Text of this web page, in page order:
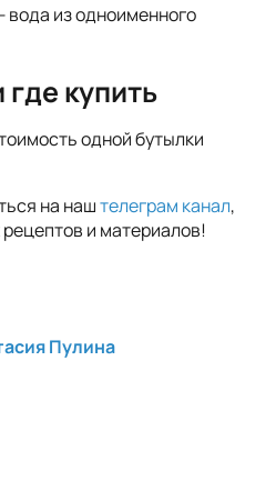
вода из одноименного
где купить
одной бутылки
на наштелеграм канал,
и материалов!
Пулина